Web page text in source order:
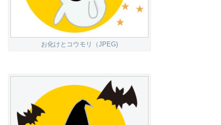
お化けとコウモリ（JPEG)